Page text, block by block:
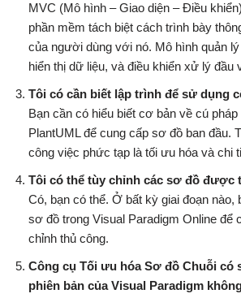
MVC (Mô hình – Giao diện – Điều
phần mềm tách biệt cách trình bày
của người dùng với nó. Mô hình quản
hiển thị dữ liệu, và điều khiển xử lý đầu
Tôi có cần biết lập trình để sử dụng
Bạn cần có hiểu biết cơ bản về cú
PlantUML để cung cấp sơ đồ ban đầu.
công việc phức tạp là tối ưu hóa và chi
Tôi có thể tùy chỉnh các sơ đồ được
Có, bạn có thể. Ở bất kỳ giai đoạn nào,
sơ đồ trong Visual Paradigm Online để
chỉnh thủ công.
Công cụ Tối ưu hóa Sơ đồ Chuỗi có
phiên bản của Visual Paradigm